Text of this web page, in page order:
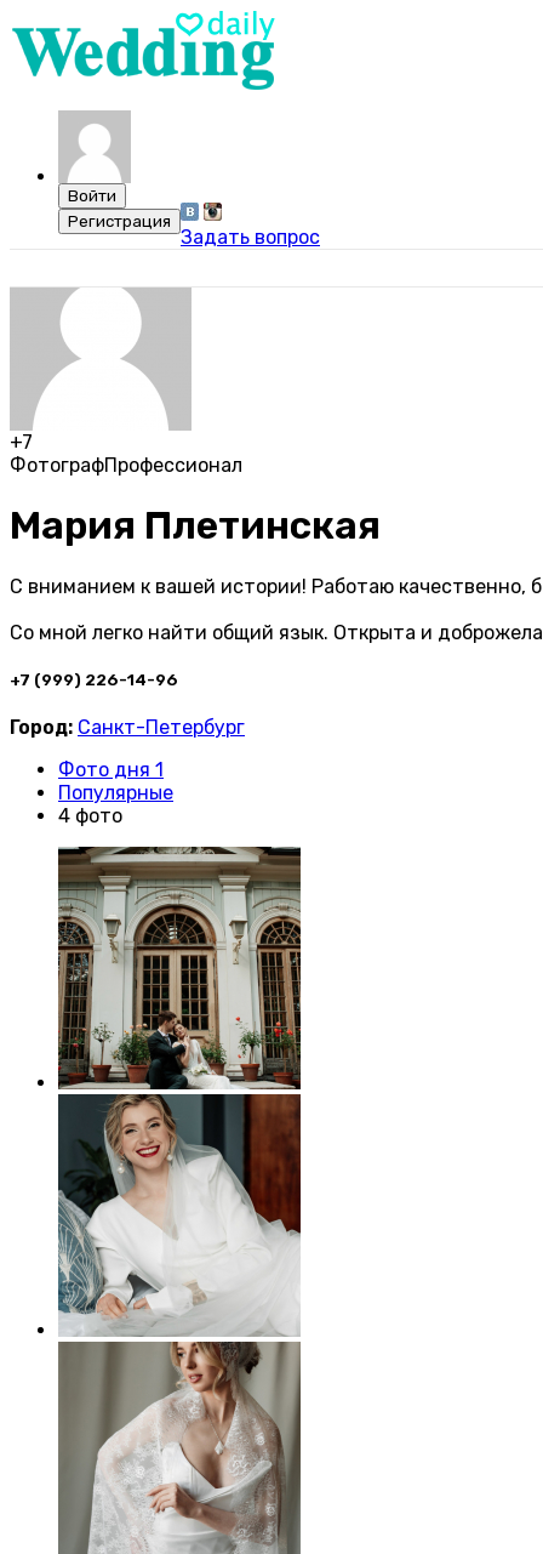
Задать вопрос
+7
ФотографПрофессионал
Мария Плетинская
С вниманием к вашей истории! Работаю качественно,
Со мной легко найти общий язык. Открыта и
+7 (999) 226-14-96
Город: Санкт-Петербург
Фото дня 1
Популярные
4 фото